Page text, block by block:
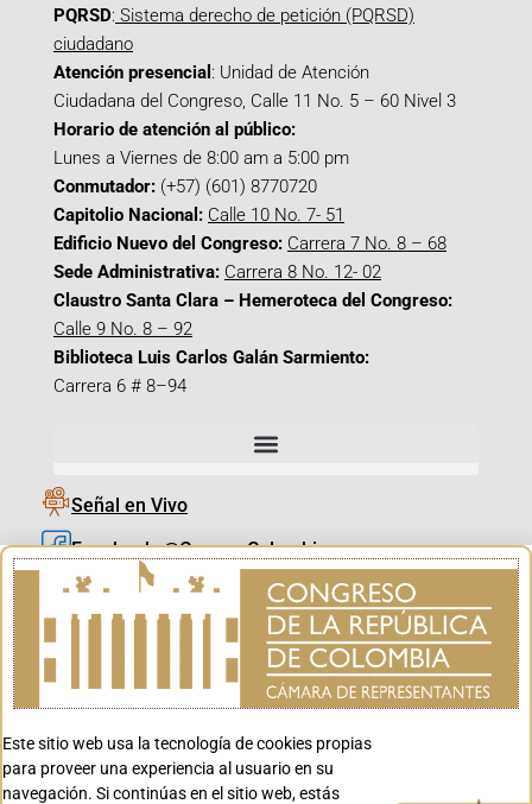
PQRSD: Sistema derecho de petición (PQRSD)
ciudadano
Atención presencial : Unidad de Atención
Ciudadana del Congreso, Calle 11 No. 5 – 60 Nivel 3
Horario de atención al público:
Lunes a Viernes de 8:00 am a 5:00 pm
Conmutador: (+57) (601) 8770720
Capitolio Nacional: Calle 10 No. 7- 51
Edificio Nuevo del Congreso: Carrera 7 No. 8 – 68
Sede Administrativa: Carrera 8 No. 12- 02
Claustro Santa Clara – Hemeroteca del Congreso:
Calle 9 No. 8 – 92
Biblioteca Luis Carlos Galán Sarmiento:
Carrera 6 # 8–94
Señal en Vivo
Facebook_@CamaraColombia
Instagram_@CamaraColombia
X_@CamaraColombia
Youtube_@CamaraColombia
Youtube_@CanalCongreso
Este sitio web usa la tecnología de cookies propias
para proveer una experiencia al usuario en su
navegación. Si continúas en el sitio web, estás